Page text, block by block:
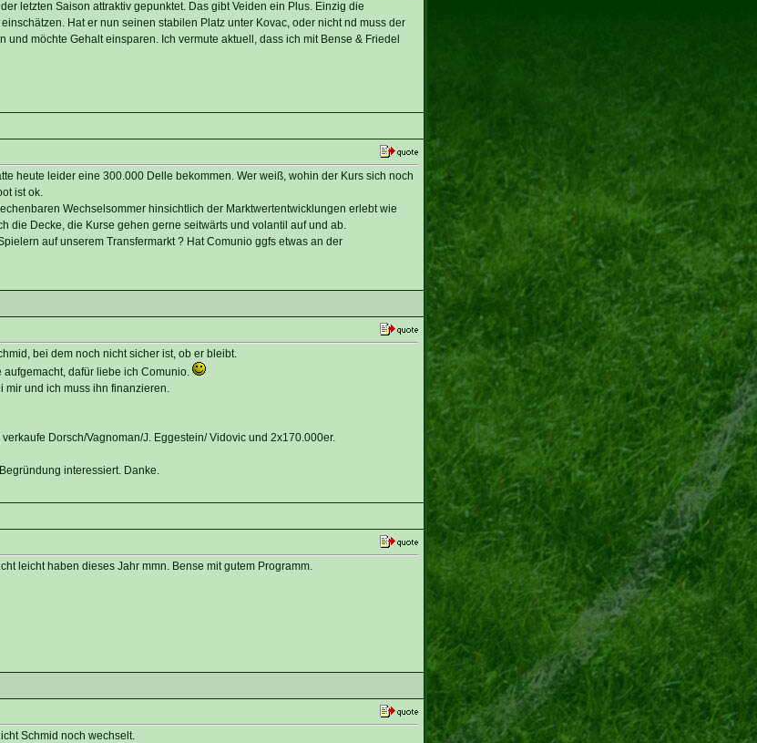
letzten Saison attraktiv gepunktet. Das gibt Veiden ein Plus. Einzig die
Hat er nun seinen stabilen Platz unter Kovac, oder nicht nd muss der
und möchte Gehalt einsparen. Ich vermute aktuell, dass ich mit Bense & Friedel
heute leider eine 300.000 Delle bekommen. Wer weiß, wohin der Kurs sich noch
ist ok.
Wechselsommer hinsichtlich der Marktwertentwicklungen erlebt wie
die Decke, die Kurse gehen gerne seitwärts und volantil auf und ab.
auf unserem Transfermarkt ? Hat Comunio ggfs etwas an der
bei dem noch nicht sicher ist, ob er bleibt.
dafür liebe ich Comunio.
mir und ich muss ihn finanzieren.
Dorsch/Vagnoman/J. Eggestein/ Vidovic und 2x170.000er.
interessiert. Danke.
leicht haben dieses Jahr mmn. Bense mit gutem Programm.
Schmid noch wechselt.